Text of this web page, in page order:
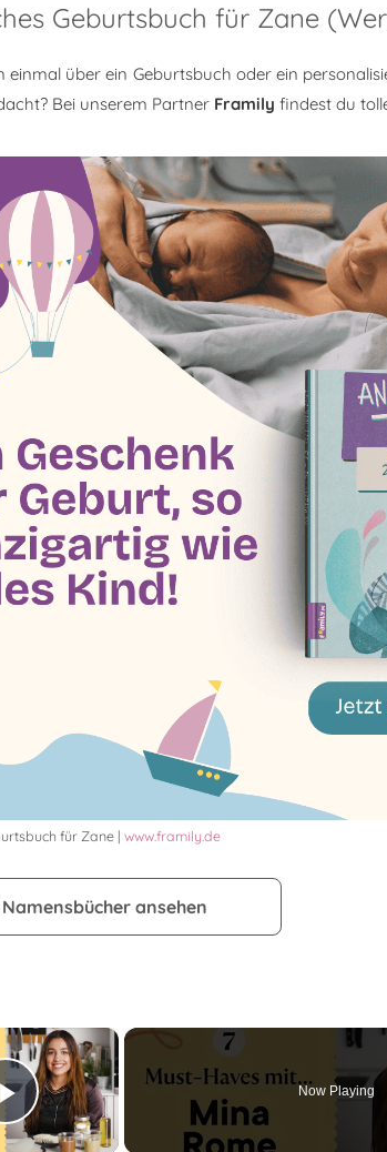
Geburtsbuch für Zane
einmal über ein Geburtsbuch oder ein
Bei unserem Partner Framily findest du
für Zane | www.framily.de
ansehen
×
Play Video
Now Playing